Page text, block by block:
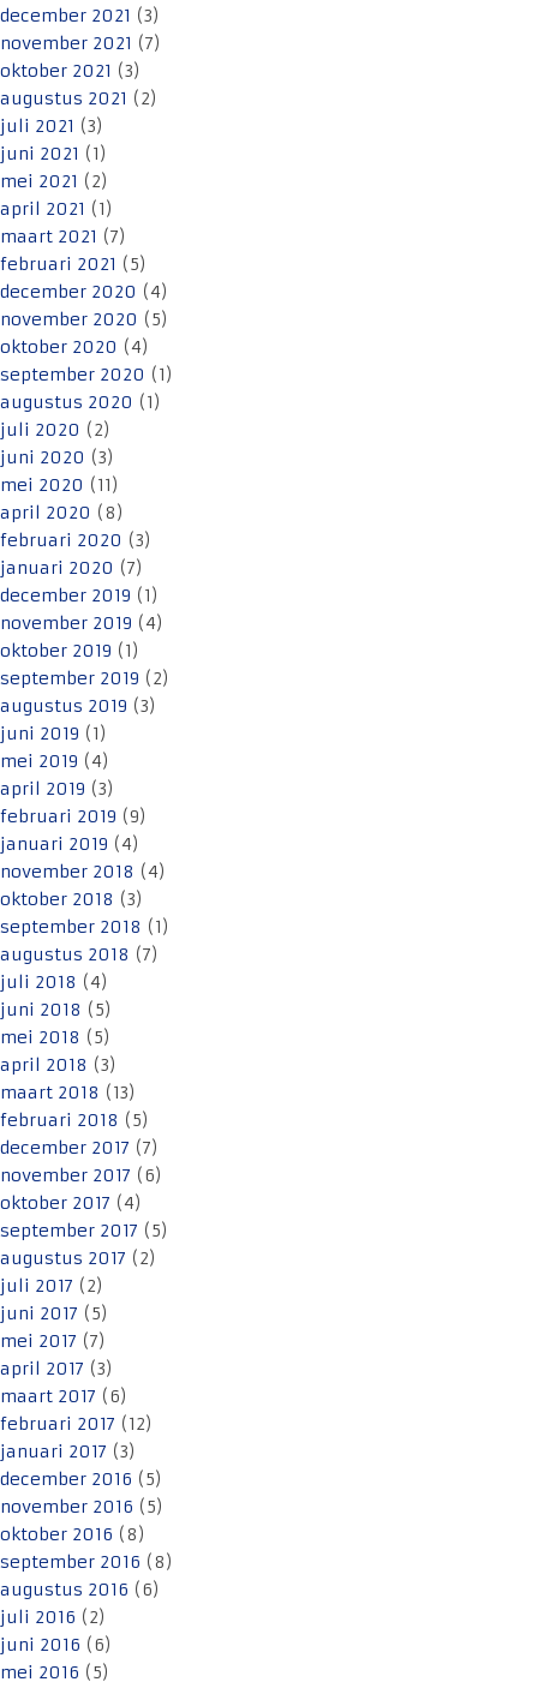
december 2021 (3)
november 2021 (7)
oktober 2021 (3)
augustus 2021 (2)
juli 2021 (3)
juni 2021 (1)
mei 2021 (2)
april 2021 (1)
maart 2021 (7)
februari 2021 (5)
december 2020 (4)
november 2020 (5)
oktober 2020 (4)
september 2020 (1)
augustus 2020 (1)
juli 2020 (2)
juni 2020 (3)
mei 2020 (11)
april 2020 (8)
februari 2020 (3)
januari 2020 (7)
december 2019 (1)
november 2019 (4)
oktober 2019 (1)
september 2019 (2)
augustus 2019 (3)
juni 2019 (1)
mei 2019 (4)
april 2019 (3)
februari 2019 (9)
januari 2019 (4)
november 2018 (4)
oktober 2018 (3)
september 2018 (1)
augustus 2018 (7)
juli 2018 (4)
juni 2018 (5)
mei 2018 (5)
april 2018 (3)
maart 2018 (13)
februari 2018 (5)
december 2017 (7)
november 2017 (6)
oktober 2017 (4)
september 2017 (5)
augustus 2017 (2)
juli 2017 (2)
juni 2017 (5)
mei 2017 (7)
april 2017 (3)
maart 2017 (6)
februari 2017 (12)
januari 2017 (3)
december 2016 (5)
november 2016 (5)
oktober 2016 (8)
september 2016 (8)
augustus 2016 (6)
juli 2016 (2)
juni 2016 (6)
mei 2016 (5)